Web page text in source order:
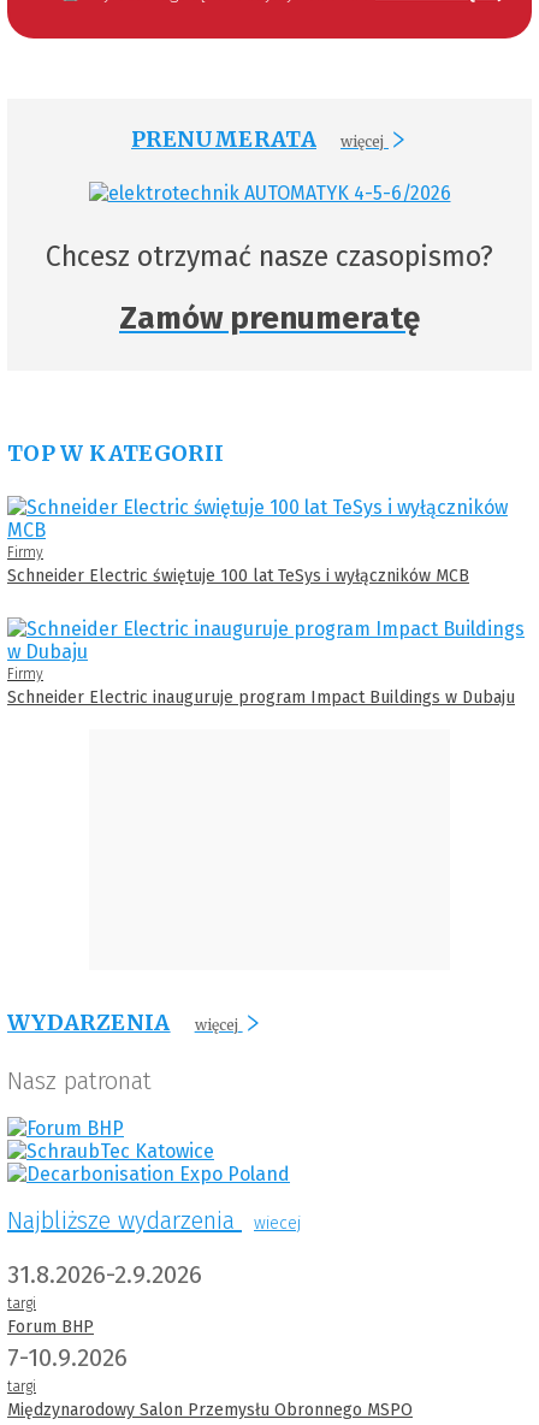
PRENUMERATA więcej
Chcesz otrzymać nasze czasopismo?
Zamów prenumeratę
TOP W KATEGORII
Firmy
Schneider Electric świętuje 100 lat TeSys i wyłączników MCB
Firmy
Schneider Electric inauguruje program Impact Buildings w Dubaju
WYDARZENIA więcej
Nasz patronat
Najbliższe wydarzenia wiecej
31.8.2026-2.9.2026
targi
Forum BHP
7-10.9.2026
targi
Międzynarodowy Salon Przemysłu Obronnego MSPO